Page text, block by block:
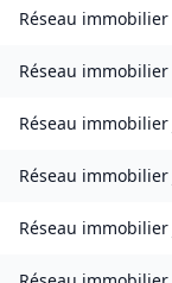
Réseau immobilier
Réseau immobilier
Réseau immobilier
Réseau immobilier
Réseau immobilier